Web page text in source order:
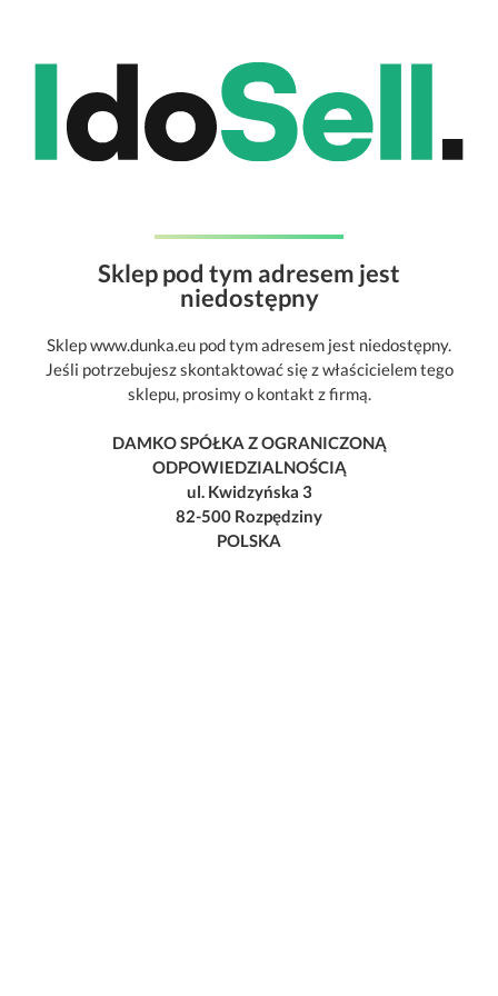
Sklep pod tym adresem jest
niedostępny
Sklep www.dunka.eu pod tym adresem jest niedostępny.
Jeśli potrzebujesz skontaktować się z właścicielem tego
sklepu, prosimy o kontakt z firmą.
DAMKO SPÓŁKA Z OGRANICZONĄ
ODPOWIEDZIALNOŚCIĄ
ul. Kwidzyńska 3
82-500 Rozpędziny
POLSKA